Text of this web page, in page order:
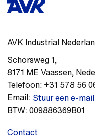
AVK Industrial
Schorsweg 1,
8171 ME Vaassen,
Telefoon: +31 578 56
Email: Stuur een e-mail
BTW:009886369B01
Contact